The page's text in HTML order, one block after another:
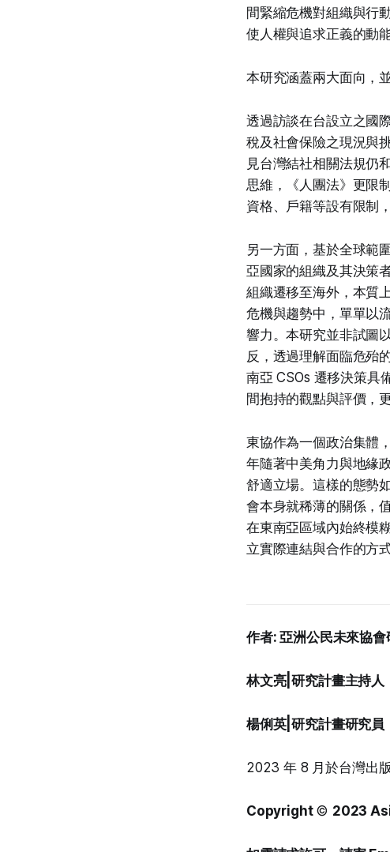
間緊縮危機對組織與行
使人權與追求正義的動
本研究涵蓋兩大面向，
透過訪談在台設立之國
稅及社會保險之現況與
見台灣結社相關法規仍
思維，《人團法》更限
資格、戶籍等設有限制
另一方面，基於全球範
亞國家的組織及其決策
組織遷移至海外，本質
危機與趨勢中，單單以
響力。本研究並非試圖
反，透過理解面臨危殆
南亞 CSOs 遷移決策具
間抱持的觀點與評價，
東協作為一個政治集體
年隨著中美角力與地緣
舒適立場。這樣的態勢
會本身就稀薄的關係，
在東南亞區域內始終模
立實際連結與合作的方式
作者: 亞洲公民未來協會
林文亮|研究計畫主持人
楊俐英|研究計畫研究員
2023 年 8 月於台灣出版
Copyright © 2023